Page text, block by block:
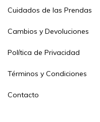
Cuidados de las Prendas
Cambios y Devoluciones
Política de Privacidad
Términos y Condiciones
Contacto